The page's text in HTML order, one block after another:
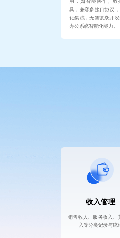
具，兼容多接口协议
化集成，无需复杂开
办公系统智能化能力。
收入管理
销售收入、服务收入、
入等分类记录与统